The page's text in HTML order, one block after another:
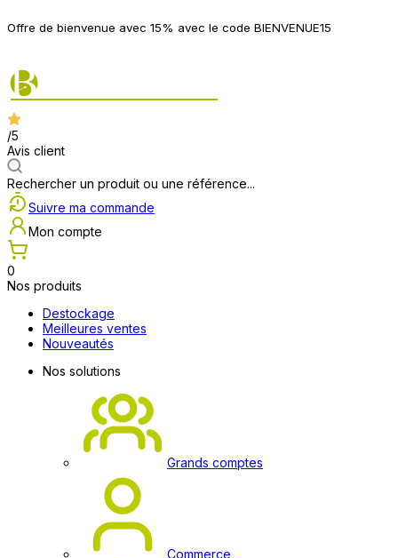
Offre de bienvenue avec 15% avec le code BIENVENUE15
/5
Avis client
Rechercher un produit ou une référence...
Suivre ma commande
Mon compte
0
Nos produits
Destockage
Meilleures ventes
Nouveautés
Nos solutions
Grands comptes
Commerce